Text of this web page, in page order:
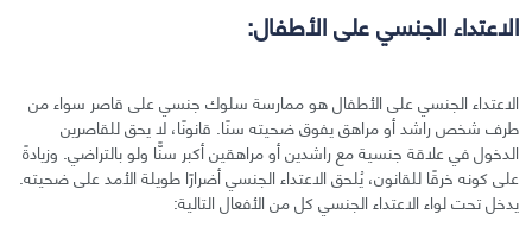
الاعتداء الجنسي على الأطفال:
الاعتداء الجنسي على الأطفال هو ممارسة سلوك جنسي على قاصر سواء من
طرف شخص راشد أو مراهق يفوق ضحيته سنًا. قانونًا، لا يحق للقاصرين
الدخول في علاقة جنسية مع راشدين أو مراهقين أكبر سنًّا ولو بالتراضي. وزيادةً
على كونه خرقًا للقانون، يُلحق الاعتداء الجنسي أضرارًا طويلة الأمد على ضحيته.
يدخل تحت لواء الاعتداء الجنسي كل من الأفعال التالية: